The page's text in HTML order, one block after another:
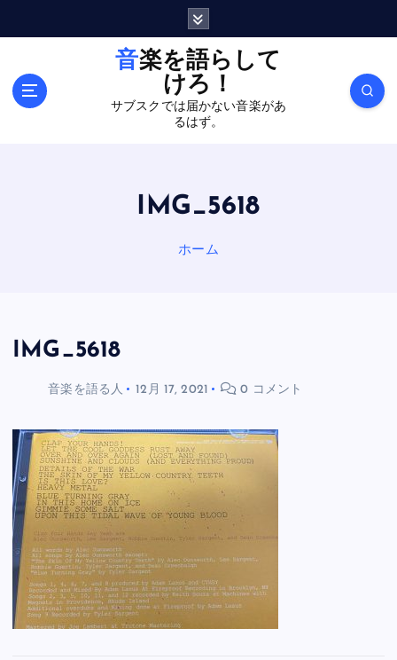
音楽を語らして
けろ！
サブスクでは届かない音楽があ
るはず。
IMG_5618
ホーム
IMG_5618
音楽を語る人 12月 17, 2021 0 コメント